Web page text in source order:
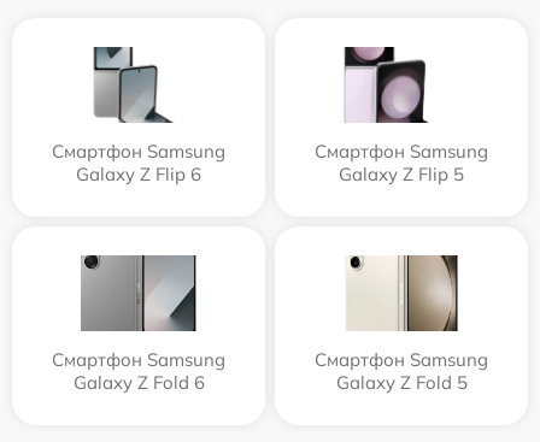
Смартфон Samsung
Galaxy Z Flip 6
Смартфон Samsung
Galaxy Z Flip 5
Смартфон Samsung
Galaxy Z Fold 6
Смартфон Samsung
Galaxy Z Fold 5